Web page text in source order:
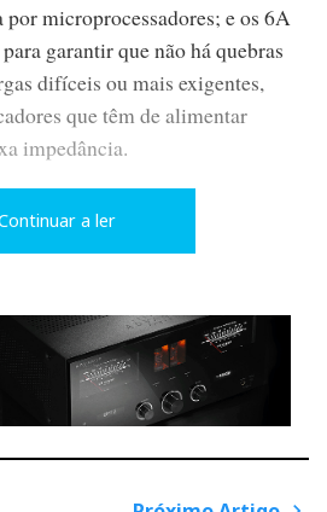
microprocessadores; e os 6A
garantir que não há quebras
difíceis ou mais exigentes,
que têm de alimentar
impedância.
um equipamento previsto para
o botão rotativo/pressão no
inadvertidamente a tensão
A partir daí, tem 10
o processo antes de ‘fritar’ o
a ler